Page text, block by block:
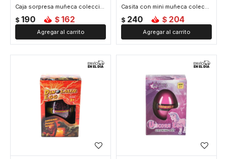
Caja sorpresa muñeca coleccionable
$ 190 $ 162
Casita con mini muñeca coleccionable
$ 240 $ 204